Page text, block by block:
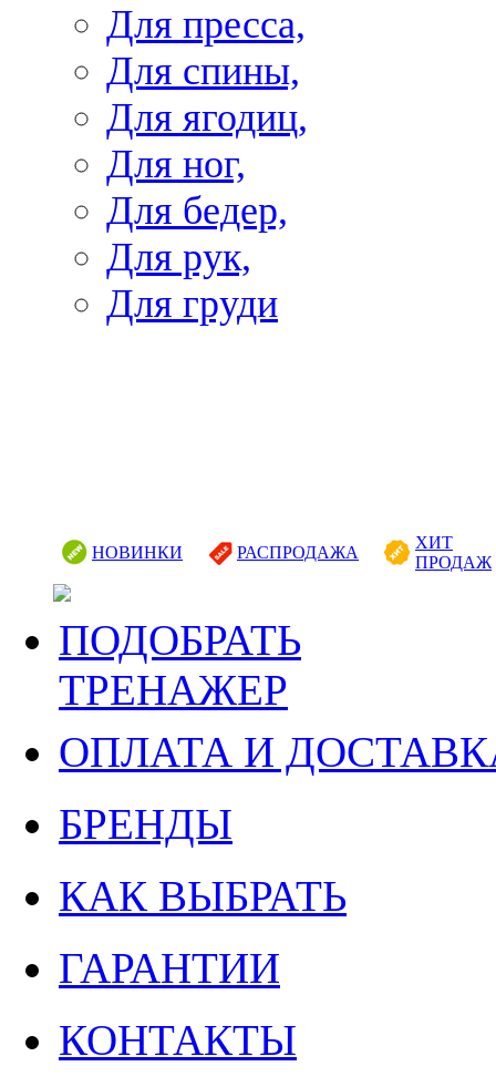
Для пресса,
Для спины,
Для ягодиц,
Для ног,
Для бедер,
Для рук,
Для груди
НОВИНКИ РАСПРОДАЖА
ХИТ
ПРОДАЖ
ПОДОБРАТЬ
ТРЕНАЖЕР
ОПЛАТА И
БРЕНДЫ
КАК ВЫБРАТЬ
ГАРАНТИИ
КОНТАКТЫ